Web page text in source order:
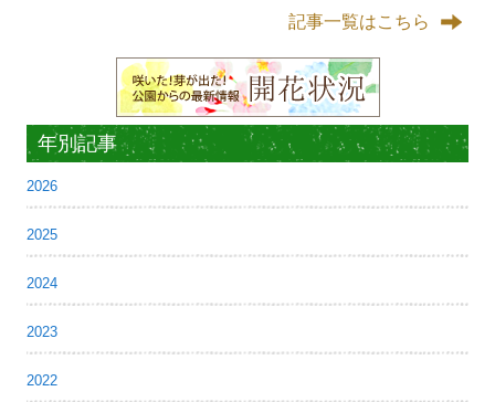
記事一覧はこちら
年別記事
2026
2025
2024
2023
2022